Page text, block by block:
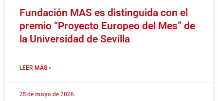
Fundación MAS es distinguida con el
premio “Proyecto Europeo del Mes” de
la Universidad de Sevilla
LEER MÁS »
25 de mayo de 2026